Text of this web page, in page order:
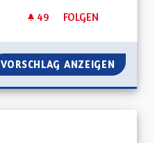
49 49 FOLLOWER
FOLGEN
GESTION DE LA
VORSCHLAG ANZEIGEN